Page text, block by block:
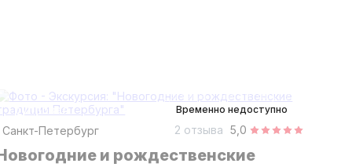
Временно недоступно
2,5 часа
на автобусе
групповая
Санкт-Петербург
5,0
2 отзыва
и рождественские